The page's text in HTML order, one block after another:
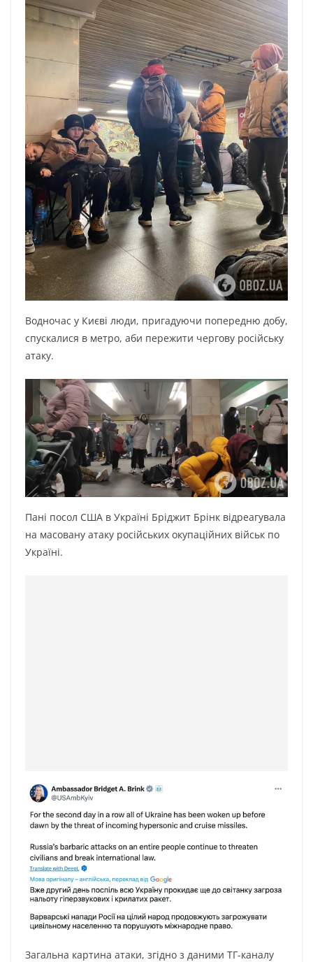
Водночас у Києві люди, пригадуючи попередню добу,
спускалися в метро, аби пережити чергову російську
атаку.
Пані посол США в Україні Бріджит Брінк відреагувала
на масовану атаку російських окупаційних військ по
Україні.
Загальна картина атаки, згідно з даними ТГ-каналу